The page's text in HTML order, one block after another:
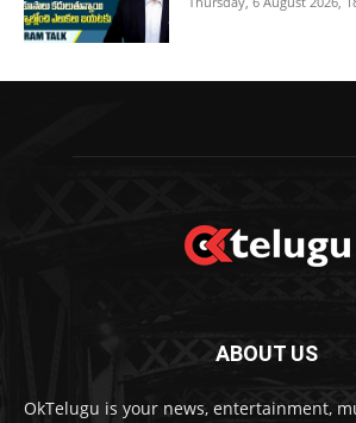
ABOUT US
OkTelugu is your news, entertainment,